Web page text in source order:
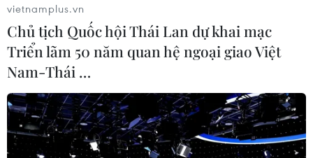
vietnamplus.vn
Chủ tịch Quốc hội Thái Lan dự khai mạc
Triển lãm 50 năm quan hệ ngoại giao Việt
Nam-Thái …